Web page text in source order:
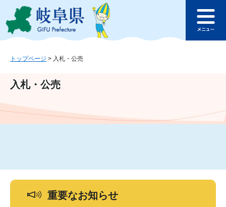
ジ
ュ
文
このページの本文へ
ュ
トップページ > 入札・公売
入札・公売
重要なお知らせ